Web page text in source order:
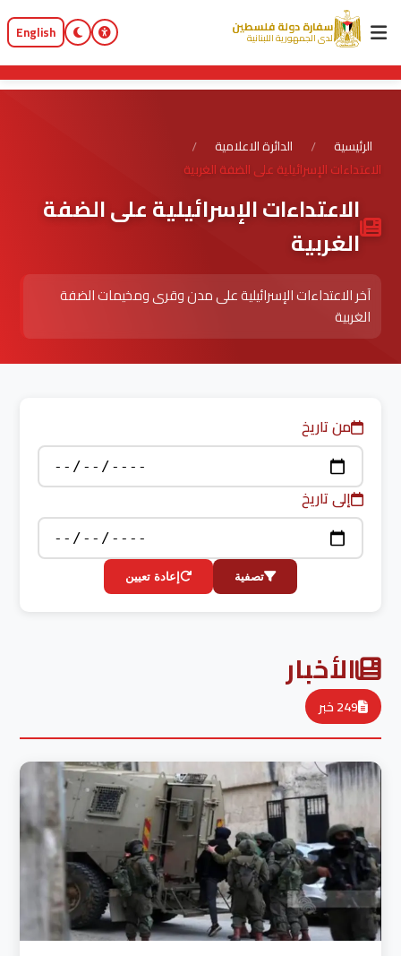
سفارة دولة فلسطين
لدى الجمهورية اللبنانية English
الرئيسية / الدائرة الاعلامية
/
الاعتداءات الإسرائيلية على الضفة الغربية
الاعتداءات الإسرائيلية على الضفة
الغربية
آخر الاعتداءات الإسرائيلية على مدن وقرى ومخيمات الضفة
الغربية
من تاريخ
إلى تاريخ
تصفية إعادة تعيين
الأخبار
249 خبر